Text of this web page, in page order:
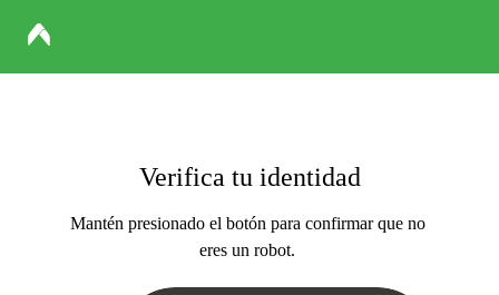
Verifica tu identidad
Mantén presionado el botón para confirmar que no
eres un robot.